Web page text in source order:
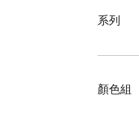
系列
顏色組